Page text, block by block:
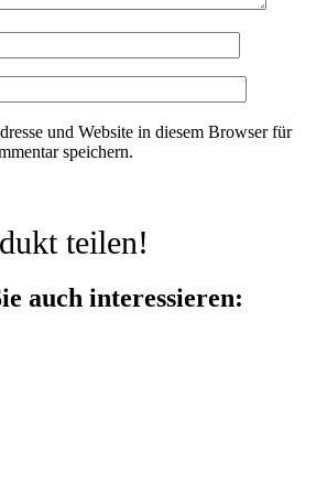
und Website in diesem Browser für
speichern.
teilen!
auch interessieren: